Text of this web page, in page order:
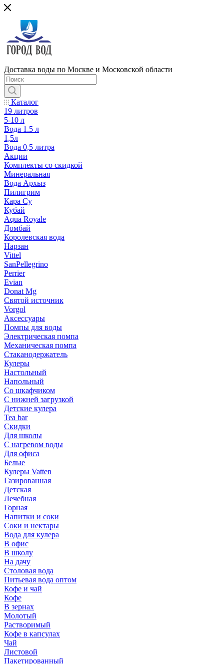
Доставка воды по Москве и Московской области
Каталог
19 литров
5-10 л
Вода 1.5 л
1,5л
Вода 0,5 литра
Акции
Комплекты со скидкой
Минеральная
Вода Архыз
Пилигрим
Кара Су
Кубай
Aqua Royale
Домбай
Королевская вода
Нарзан
Vittel
SanPellegrino
Perrier
Evian
Donat Mg
Святой источник
Vorgol
Аксессуары
Помпы для воды
Электрическая помпа
Механическая помпа
Стаканодержатель
Кулеры
Настольный
Напольный
Со шкафчиком
С нижней загрузкой
Детские кулера
Tea bar
Скидки
Для школы
С нагревом воды
Для офиса
Белые
Кулеры Vatten
Газированная
Детская
Лечебная
Горная
Напитки и соки
Соки и нектары
Вода для кулера
В офис
В школу
На дачу
Столовая вода
Питьевая вода оптом
Кофе и чай
Кофе
В зернах
Молотый
Растворимый
Кофе в капсулах
Чай
Листовой
Пакетированный